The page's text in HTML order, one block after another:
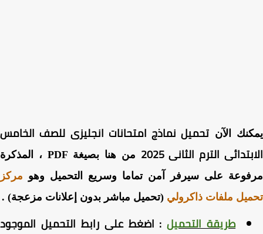
الآنتحميل نماذج امتحانات انجليزى للصف الخامس
الترم الثانى 2025
من هنا بصيغة PDF ، المذكرة
على سيرفر آمن تماما وسريع التحميل وهومركز
ملفات ذاكرولي(تحميل مباشر بدون إعلانات مزعجة) .
طريقة التحميل: اضغطعلى رابط التحميل الموجود